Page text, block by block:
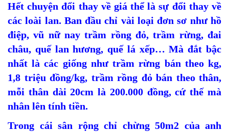
Hết chuyện đổi thay về giá thể là sự đổi thay về
các loài lan. Ban đầu chỉ vài loại đơn sơ như hồ
điệp, vũ nữ nay trầm rồng đỏ, trầm rừng, đai
châu, quế lan hương, quế lá xếp… Mà đắt bậc
nhất là các giống như trầm rừng bán theo kg,
1,8 triệu đồng/kg, trầm rồng đỏ bán theo thân,
mỗi thân dài 20cm là 200.000 đồng, cứ thế mà
nhân lên tính tiền.
Trong cái sân rộng chỉ chừng 50m2 của anh